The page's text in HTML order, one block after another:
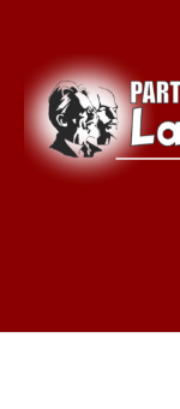
contenido